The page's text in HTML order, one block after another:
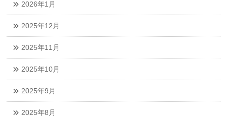
2026年1月
2025年12月
2025年11月
2025年10月
2025年9月
2025年8月